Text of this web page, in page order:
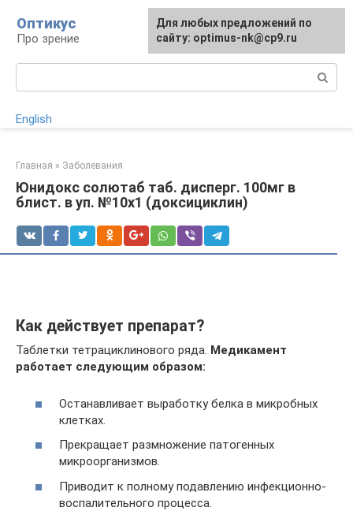
контенту
Оптикус
Про зрение
English
Главная » Заболевания
Юнидокс солютаб таб. дисперг. 100мг в
блист. в уп. №10х1 (доксициклин)
Как действует препарат?
Таблетки тетрациклинового ряда. Медикамент
работает следующим образом:
Останавливает выработку белка в микробных
клетках.
Прекращает размножение патогенных
микроорганизмов.
Приводит к полному подавлению инфекционно-
воспалительного процесса.
Для любых предложений по
сайту: optimus-nk@cp9.ru